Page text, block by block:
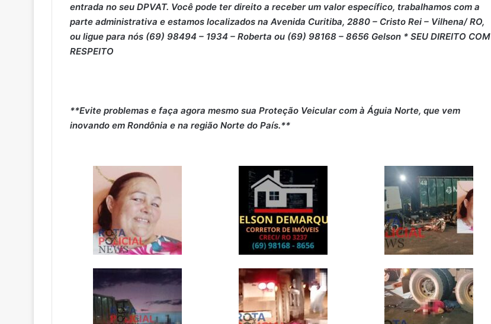
entrada no seu DPVAT. Você pode ter direito a receber um valor específico, trabalhamos com a
parte administrativa e estamos localizados na Avenida Curitiba, 2880 – Cristo Rei – Vilhena/ RO,
ou ligue para nós (69) 98494 – 1934 – Roberta ou (69) 98168 – 8656 Gelson * SEU DIREITO COM
RESPEITO
**Evite problemas e faça agora mesmo sua Proteção Veicular com à Águia Norte, que vem
inovando em Rondônia e na região Norte do País.**